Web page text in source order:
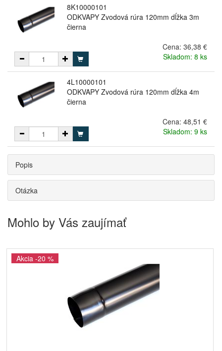
8K10000101
ODKVAPY Zvodová rúra 120mm dĺžka 3m
čierna
Cena: 36,38 €
Skladom: 8 ks
4L10000101
ODKVAPY Zvodová rúra 120mm dĺžka 4m
čierna
Cena: 48,51 €
Skladom: 9 ks
Popis
Otázka
Mohlo by Vás zaujímať
Akcia -20 %